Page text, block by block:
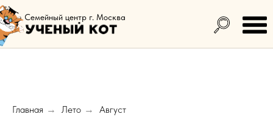
Семейный центр г. Москва
Главная → Лето → Август